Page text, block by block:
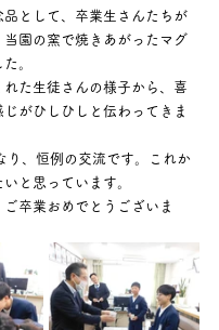
品として、卒業生さんたちが
当園の窯で焼きあがったマグ
。
た生徒さんの様子から、喜
がひしひしと伝わってきま
り、恒例の交流です。これか
と思っています。
ご卒業おめでとうございま